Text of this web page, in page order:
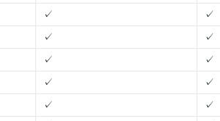
✓
✓
✓
✓
✓
✓
✓
✓
✓
✓